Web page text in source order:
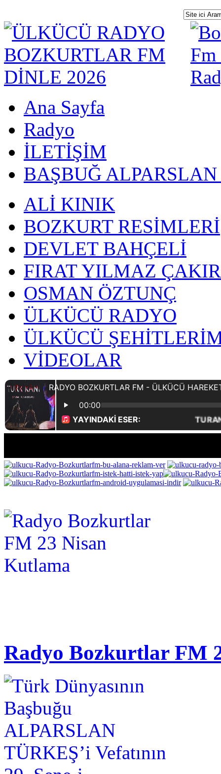
Ana Sayfa
Radyo
İLETİŞİM
BAŞBUĞ
ALİ KINIK
BOZKURT RESİMLERİ
DEVLET BAHÇELİ
FIRAT YILMAZ
OSMAN ÖZTUNÇ
ÜLKÜCÜ RADYO
ÜLKÜCÜ
VİDEOLAR
Radyo Bozkurtlar FM